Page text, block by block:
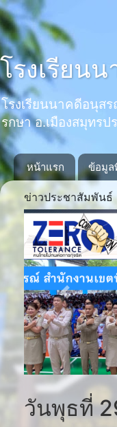
โรงเรียน
โรงเรียนนาคดีอนุส
รกษา อ.เมืองสมุทร
หน้าแรก ข้อมูล
ข่าวประชาสัมพันธ์
Previous
วันพุธที่